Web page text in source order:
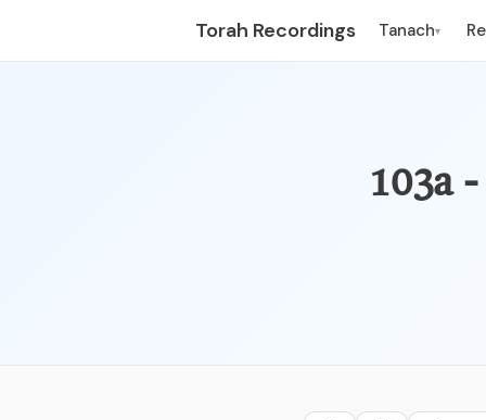
Torah Recordings Tanach▾